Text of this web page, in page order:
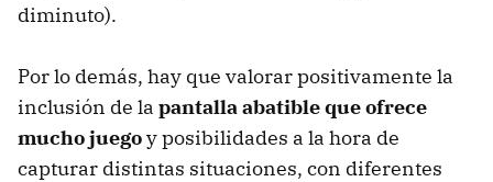
diminuto).
Por lo demás, hay que valorar positivamente la
inclusión de la pantalla abatible que ofrece
mucho juegoy posibilidades a la hora de
capturar distintas situaciones, con diferentes